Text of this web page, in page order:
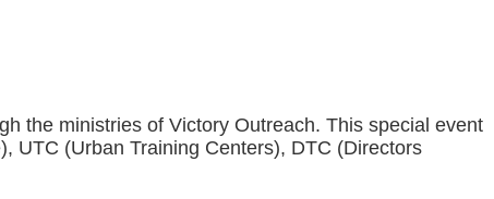
the ministries of Victory Outreach. This special event
UTC (Urban Training Centers), DTC (Directors